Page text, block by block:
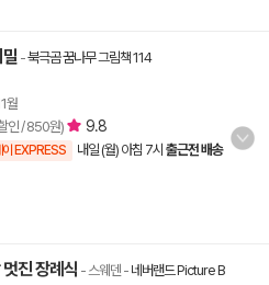
-북극곰 꿈나무 그림책 114
월
인 / 850원) 9.8
이 EXPRESS 내일 (월) 아침 7시 출근전 배송
진 장례식 - 스웨덴 - 네버랜드 Picture B